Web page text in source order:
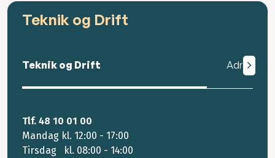
Teknik og Drift
Teknik og Drift Adresse
Tlf. 48 10 01 00
Mandag kl. 12:00 - 17:00
Tirsdag kl. 08:00 - 14:00